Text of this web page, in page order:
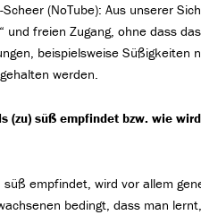
(NoTube): Aus unserer
und freien Zugang, ohne dass
beispielsweise Süßigkeiten
werden.
(zu) süß empfindet bzw. wie
empfindet, wird vor allem
bedingt, dass man